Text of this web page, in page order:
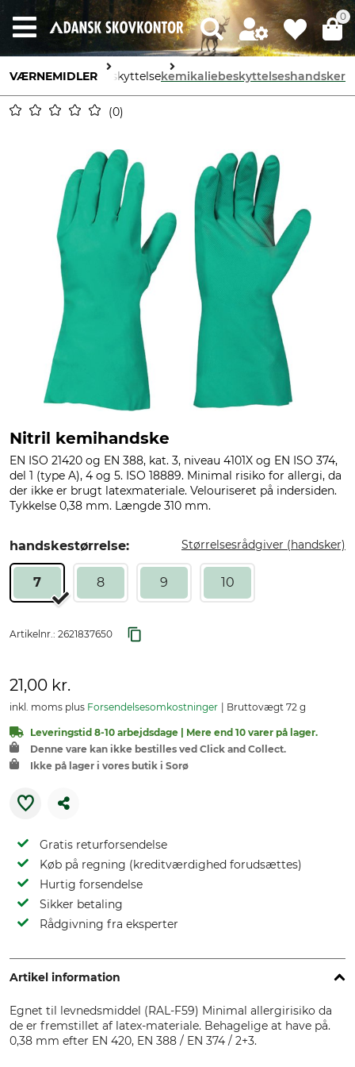
0
VÆRNEMIDLERhåndbeskyttelsekemikaliebeskyttelseshandsker
0
Nitril kemihandske
EN ISO 21420 og EN 388, kat. 3, niveau 4101X og EN ISO 374,
del 1 (type A), 4 og 5. ISO 18889. Minimal risiko for allergi, da
der ikke er brugt latexmateriale. Velouriseret på indersiden.
Tykkelse 0,38 mm. Længde 310 mm.
handskestørrelse: Størrelsesrådgiver (handsker)
7 8 9 10
Artikelnr.: 2621837650
21,00 kr.
inkl. moms plus Forsendelsesomkostninger Bruttovægt 72 g
Leveringstid 8-10 arbejdsdage | Mere end 10 varer på lager.
Denne vare kan ikke bestilles ved Click and Collect.
Ikke på lager i vores butik i Sorø
Gratis returforsendelse
Køb på regning (kreditværdighed forudsættes)
Hurtig forsendelse
Sikker betaling
Rådgivning fra eksperter
Artikel information
Egnet til levnedsmiddel (RAL-F59) Minimal allergirisiko da
de er fremstillet af latex-materiale. Behagelige at have på.
0,38 mm efter EN 420, EN 388 / EN 374 / 2+3.